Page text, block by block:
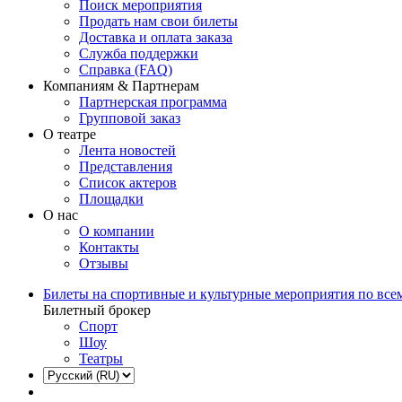
Поиск мероприятия
Продать нам свои билеты
Доставка и оплата заказа
Служба поддержки
Справка (FAQ)
Компаниям & Партнерам
Партнерская программа
Групповой заказ
О театре
Лента новостей
Представления
Список актеров
Площадки
О нас
О компании
Контакты
Отзывы
Билеты на спортивные и культурные мероприятия по
Билетный брокер
Спорт
Шоу
Театры